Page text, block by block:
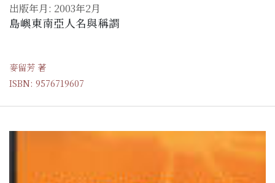
出版年月: 2003年2月
島嶼東南亞人名與稱謂
麥留芳 著
ISBN: 9576719607